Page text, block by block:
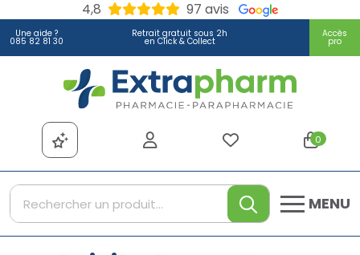
4,8 97 avis
Une aide ?
085 82 81 30
Retrait gratuit sous 2h
en Click & Collect
Accès
pro
Extrapharm Votre
0
MENU